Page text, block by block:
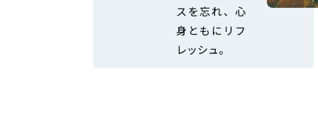
スを忘れ、心
身ともにリフ
レッシュ。